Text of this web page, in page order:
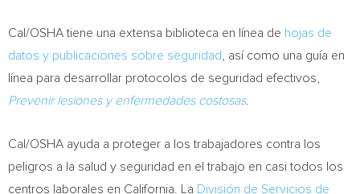
Cal/OSHA tiene una extensa biblioteca en línea de hojas de
datos y publicaciones sobre seguridad
, así como una guía en
línea para desarrollar protocolos de seguridad efectivos,
Prevenir lesiones y enfermedades costosas.
Cal/OSHA ayuda a proteger a los trabajadores contra los
peligros a la salud y seguridad en el trabajo en casi todos los
centros laborales en California . La División de Servicios de